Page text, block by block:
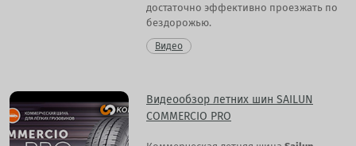
достаточно эффективно проезжать по
бездорожью.
Видео
Видеообзор летних шин SAILUN
COMMERCIO PRO